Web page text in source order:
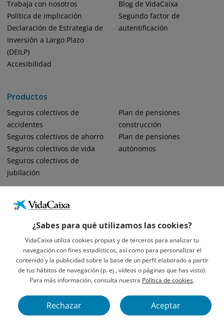
¿Sabes para qué utilizamos las cookies?
VidaCaixa utiliza cookies propias y de terceros para analizar tu
navegación con fines estadísticos, así como para personalizar el
contenido y la publicidad sobre la base de un perfil elaborado a partir
de tus hábitos de navegación (p. ej., vídeos o páginas que has visto).
Para más información, consulta nuestra Política de cookies.
Rechazar Aceptar
Trabaja con nosotros
Política de implicación
Declaración de Estrategia de
Inversión a Largo Plazo
(DEILP)
Accesibilidad
Productos
Seguros colectivos de
accidentes
Seguros colectivos de ahorro
Seguros colectivos de vida
Seguros colectivos de
jubilación
Plan de pensiones
construcción
Plan de pensiones
autónomos
Blog de VidaCaixa
Segundo factor de
autentificación
Informació Legal Sobre VidaCaixa, S.A.
Avís Legal
Privacidad
VidaCaixa S. A. U. Sociedad Unipersonal 2026.